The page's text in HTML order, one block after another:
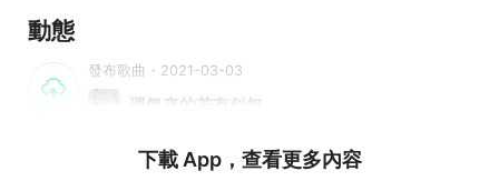
動態
發布歌曲・2021-03-03
運氣來的若有似無
下載 App，查看更多內容